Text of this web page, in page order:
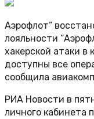
Аэрофлот”
лояльности
хакерской атаки в
доступны все
сообщила
РИА Новости в
личного кабинета